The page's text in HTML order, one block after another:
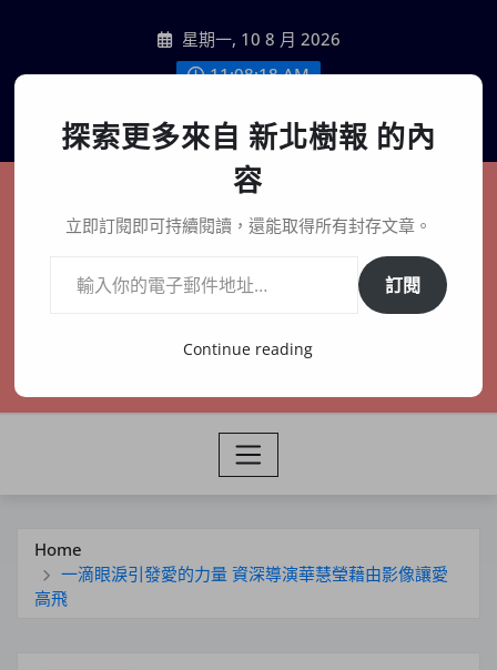
content
星期一, 10 8 月 2026
11:08:20 AM
聯絡我們
新北樹報
在地、記憶、連結、創生
Home
一滴眼淚引發愛的力量 資深導演華慧瑩藉由影像讓愛
高飛
探索更多來自 新北樹報 的內
容
立即訂閱即可持續閱讀，還能取得所有封存文章。
訂閱
Continue reading